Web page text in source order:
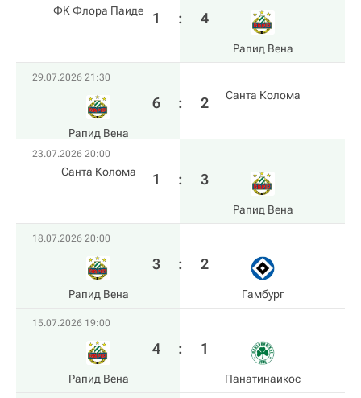
ФK Флора Паиде 1 : 4
Рапид Вена
29.07.2026 21:30
Рапид Вена
6 : 2 Санта Колома
23.07.2026 20:00
Санта Колома 1 : 3
Рапид Вена
18.07.2026 20:00
Рапид Вена
3 : 2
Гамбург
15.07.2026 19:00
Рапид Вена
4 : 1
Панатинаикос